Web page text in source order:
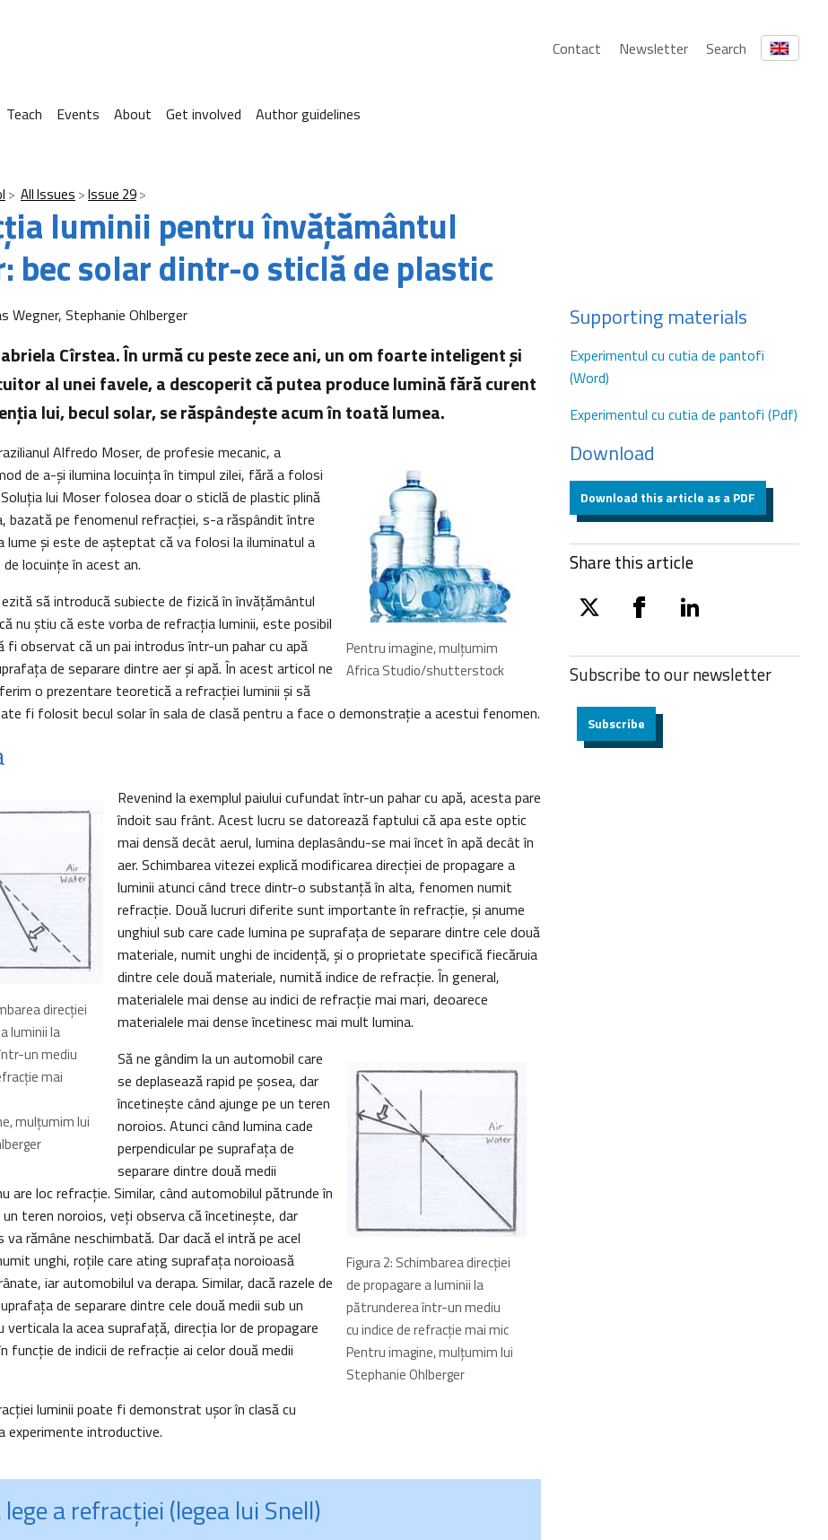
Contact Newsletter Search
Teach Events About Get involved Author guidelines
All Issues Issue 29
luminii pentru învăţământul
bec solar dintr-o sticlă de plastic
Wegner, Stephanie Ohlberger
Cîrstea. În urmă cu peste zece ani, un om foarte inteligent şi
al unei favele, a descoperit că putea produce lumină fără curent
lui, becul solar, se răspândeşte acum în toată lumea.
Pentru imagine, mulţumim
Africa Studio/shutterstock
Alfredo Moser, de profesie mecanic, a
de a-şi ilumina locuința în timpul zilei, fără a folosi
lui Moser folosea doar o sticlă de plastic plină
bazată pe fenomenul refracţiei, s-a răspândit între
lume şi este de aşteptat că va folosi la iluminatul a
locuinţe în acest an.
să introducă subiecte de fizică în învăţământul
nu ştiu că este vorba de refracţia luminii, este posibil
fi observat că un pai introdus într-un pahar cu apă
de separare dintre aer şi apă. În acest articol ne
o prezentare teoretică a refracţiei luminii şi să
fi folosit becul solar în sala de clasă pentru a face o demonstraţie a acestui fenomen.
direcţiei
luminii la
un mediu
mai
mulţumim lui
Revenind la exemplul paiului cufundat într-un pahar cu apă, acesta pare
îndoit sau frânt. Acest lucru se datorează faptului că apa este optic
mai densă decât aerul, lumina deplasându-se mai încet în apă decât în
aer. Schimbarea vitezei explică modificarea direcţiei de propagare a
luminii atunci când trece dintr-o substanţă în alta, fenomen numit
refracţie. Două lucruri diferite sunt importante în refracţie, şi anume
unghiul sub care cade lumina pe suprafaţa de separare dintre cele două
materiale, numit unghi de incidenţă, şi o proprietate specifică fiecăruia
dintre cele două materiale, numită indice de refracţie. În general,
materialele mai dense au indici de refracţie mai mari, deoarece
materialele mai dense încetinesc mai mult lumina.
Figura 2: Schimbarea direcţiei
de propagare a luminii la
pătrunderea într-un mediu
cu indice de refracţie mai mic
Pentru imagine, mulţumim lui
Stephanie Ohlberger
Să ne gândim la un automobil care
se deplasează rapid pe şosea, dar
încetineşte când ajunge pe un teren
noroios. Atunci când lumina cade
perpendicular pe suprafaţa de
separare dintre două medii
are loc refracţie. Similar, când automobilul pătrunde în
teren noroios, veţi observa că încetineşte, dar
va rămâne neschimbată. Dar dacă el intră pe acel
unghi, roţile care ating suprafaţa noroioasă
iar automobilul va derapa. Similar, dacă razele de
de separare dintre cele două medii sub un
verticala la acea suprafaţă, direcţia lor de propagare
funcție de indicii de refracție ai celor două medii
luminii poate fi demonstrat uşor în clasă cu
experimente introductive.
a refracţiei (legea lui Snell)
Supporting materials
Experimentul cu cutia de pantofi
(Word)
Experimentul cu cutia de pantofi (Pdf)
Download
Download this article as a PDF
Share this article
twitter facebooklinkedin
Subscribe to ournewsletter
Subscribe